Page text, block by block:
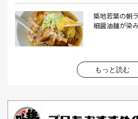
おでん(4） おにぎり(4）
お刺身(1） お参り(1） お困りご
お土産(14） お土産屋(1）
お寿司(2） お弁
お正月料理(20）
築地若葉の朝
細醤油麺が染
もっと読む